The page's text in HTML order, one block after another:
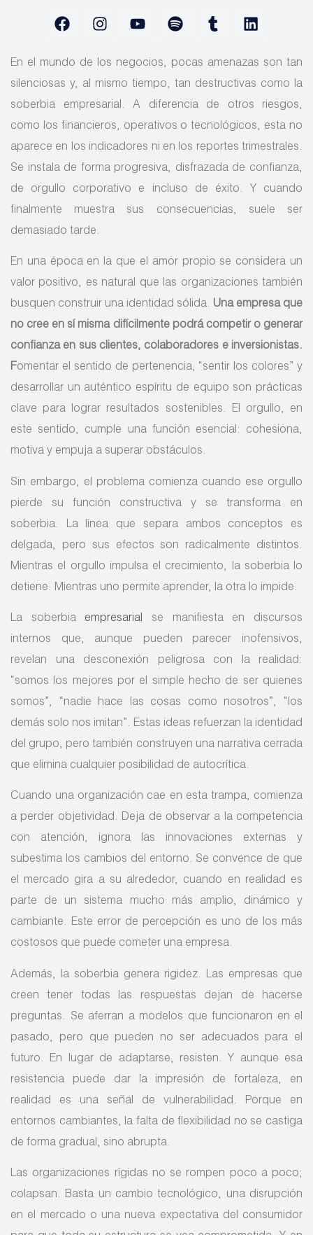
En el mundo de los negocios, pocas amenazas son tan
silenciosas y, al mismo tiempo, tan destructivas como la
soberbia empresarial. A diferencia de otros riesgos,
como los financieros, operativos o tecnológicos, esta no
aparece en los indicadores ni en los reportes trimestrales.
Se instala de forma progresiva, disfrazada de confianza,
de orgullo corporativo e incluso de éxito. Y cuando
finalmente muestra sus consecuencias, suele ser
demasiado tarde.
En una época en la que el amor propio se considera un
valor positivo, es natural que las organizaciones también
busquen construir una identidad sólida. Una empresa que
no cree en sí misma difícilmente podrá competir o generar
confianza en sus clientes, colaboradores e inversionistas.
Fomentar el sentido de pertenencia, “sentir los colores” y
desarrollar un auténtico espíritu de equipo son prácticas
clave para lograr resultados sostenibles. El orgullo, en
este sentido, cumple una función esencial: cohesiona,
motiva y empuja a superar obstáculos.
Sin embargo, el problema comienza cuando ese orgullo
pierde su función constructiva y se transforma en
soberbia. La línea que separa ambos conceptos es
delgada, pero sus efectos son radicalmente distintos.
Mientras el orgullo impulsa el crecimiento, la soberbia lo
detiene. Mientras uno permite aprender, la otra lo impide.
La soberbia empresarial se manifiesta en discursos
internos que, aunque pueden parecer inofensivos,
revelan una desconexión peligrosa con la realidad:
“somos los mejores por el simple hecho de ser quienes
somos”, “nadie hace las cosas como nosotros”, “los
demás solo nos imitan”. Estas ideas refuerzan la identidad
del grupo, pero también construyen una narrativa cerrada
que elimina cualquier posibilidad de autocrítica.
Cuando una organización cae en esta trampa, comienza
a perder objetividad. Deja de observar a la competencia
con atención, ignora las innovaciones externas y
subestima los cambios del entorno. Se convence de que
el mercado gira a su alrededor, cuando en realidad es
parte de un sistema mucho más amplio, dinámico y
cambiante. Este error de percepción es uno de los más
costosos que puede cometer una empresa.
Además, la soberbia genera rigidez. Las empresas que
creen tener todas las respuestas dejan de hacerse
preguntas. Se aferran a modelos que funcionaron en el
pasado, pero que pueden no ser adecuados para el
futuro. En lugar de adaptarse, resisten. Y aunque esa
resistencia puede dar la impresión de fortaleza, en
realidad es una señal de vulnerabilidad. Porque en
entornos cambiantes, la falta de flexibilidad no se castiga
de forma gradual, sino abrupta.
Las organizaciones rígidas no se rompen poco a poco;
colapsan. Basta un cambio tecnológico, una disrupción
en el mercado o una nueva expectativa del consumidor